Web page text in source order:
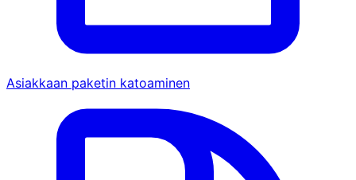
Asiakkaan paketin katoaminen